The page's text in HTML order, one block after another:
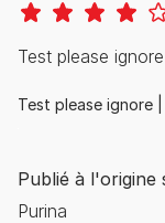
Test please
Test please ignore |
Publié à l'origine
Purina